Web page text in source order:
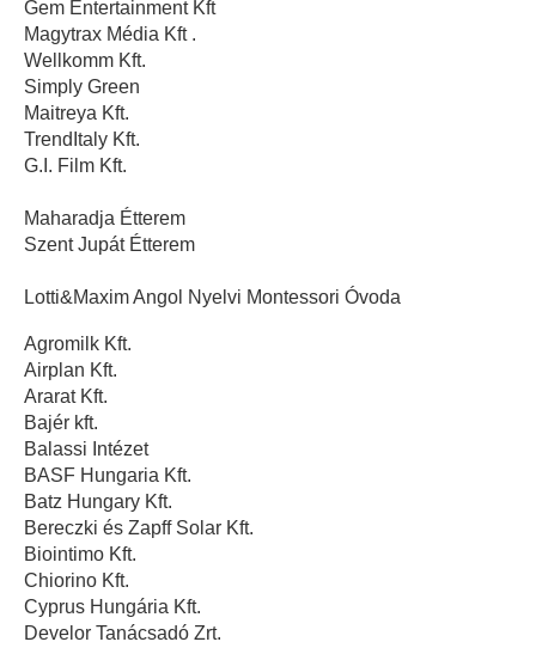
Gem Entertainment Kft
Magytrax Média Kft .
Wellkomm Kft.
Simply Green
Maitreya Kft.
TrendItaly Kft.
G.I. Film Kft.
Maharadja Étterem
Szent Jupát Étterem
Lotti&Maxim Angol Nyelvi Montessori Óvoda
Agromilk Kft.
Airplan Kft.
Ararat Kft.
Bajér kft.
Balassi Intézet
BASF Hungaria Kft.
Batz Hungary Kft.
Bereczki és Zapff Solar Kft.
Biointimo Kft.
Chiorino Kft.
Cyprus Hungária Kft.
Develor Tanácsadó Zrt.